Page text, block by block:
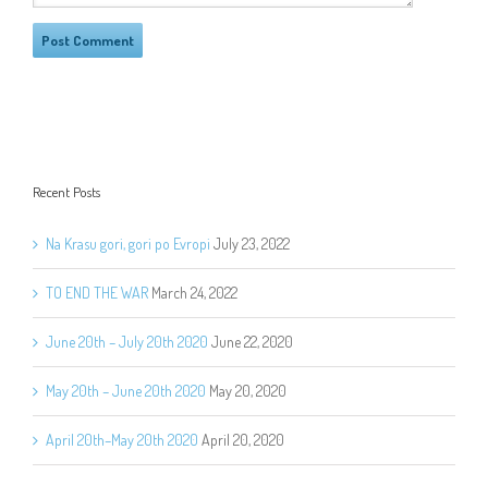
Recent Posts
Na Krasu gori, gori po Evropi July 23, 2022
TO END THE WAR March 24, 2022
June 20th – July 20th 2020 June 22, 2020
May 20th – June 20th 2020 May 20, 2020
April 20th–May 20th 2020 April 20, 2020